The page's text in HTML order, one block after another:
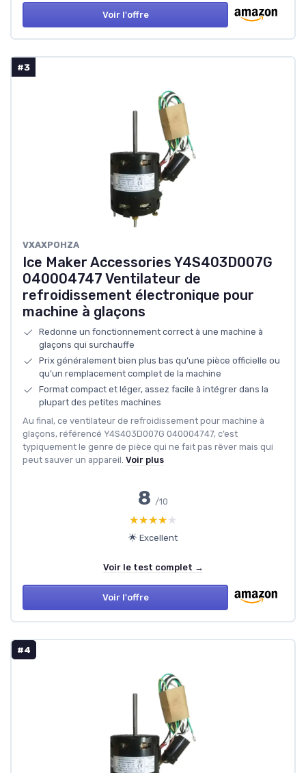
Voir l'offre
#3
‎VXAXPOHZA
Ice Maker Accessories Y4S403D007G
040004747 Ventilateur de
refroidissement électronique pour
machine à glaçons
Redonne un fonctionnement correct à une machine à
glaçons qui surchauffe
Prix généralement bien plus bas qu’une pièce officielle ou
qu’un remplacement complet de la machine
Format compact et léger, assez facile à intégrer dans la
plupart des petites machines
Au final, ce ventilateur de refroidissement pour machine à
glaçons, référencé Y4S403D007G 040004747, c’est
typiquement le genre de pièce qui ne fait pas rêver mais qui
peut sauver un appareil. Voir plus
8 /10
★★★★★
★★★★★
🌟 Excellent
Voir le test complet →
Voir l'offre
#4